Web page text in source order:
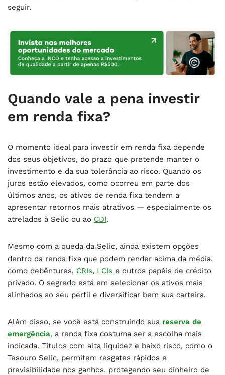
seguir.
Quando vale a pena investir
em renda fixa?
O momento ideal para investir em renda fixa depende
dos seus objetivos, do prazo que pretende manter o
investimento e da sua tolerância ao risco. Quando os
juros estão elevados, como ocorreu em parte dos
últimos anos, os ativos de renda fixa tendem a
apresentar retornos mais atrativos — especialmente os
atrelados à Selic ou ao CDI.
Mesmo com a queda da Selic, ainda existem opções
dentro da renda fixa que podem render acima da média,
como debêntures, CRIs, LCIs e outros papéis de crédito
privado. O segredo está em selecionar os ativos mais
alinhados ao seu perfil e diversificar bem sua carteira.
Além disso, se você está construindo sua reserva de
emergência, a renda fixa costuma ser a escolha mais
indicada. Títulos com alta liquidez e baixo risco, como o
Tesouro Selic, permitem resgates rápidos e
previsibilidade nos ganhos, protegendo seu dinheiro de